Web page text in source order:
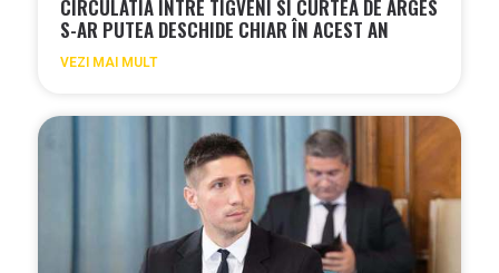
CIRCULATIA INTRE TIGVENI SI CURTEA DE ARGES
S-AR PUTEA DESCHIDE CHIAR ÎN ACEST AN
VEZI MAI MULT